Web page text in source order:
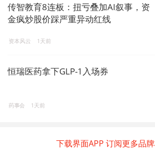
传智教育8连板：扭亏叠加AI叙事，资
金疯炒股价踩严重异动红线
资本风云 1天前
恒瑞医药拿下GLP-1入场券
药事会 1天前
下载界面APP 订阅更多品